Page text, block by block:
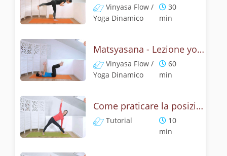
Vinyasa Flow /
Yoga Dinamico
30
min
Matsyasana - Lezione yoga con la mitologia della posizione del pescie
Vinyasa Flow /
Yoga Dinamico
60
min
Come praticare la posizione del triangolo? Tutorial di Utthita e Privritta Trikonasana
Tutorial
10
min